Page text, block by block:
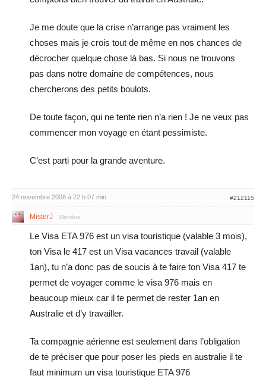
Je me doute que la crise n’arrange pas vraiment les
choses mais je crois tout de même en nos chances de
décrocher quelque chose là bas. Si nous ne trouvons
pas dans notre domaine de compétences, nous
chercherons des petits boulots.
De toute façon, qui ne tente rien n’a rien ! Je ne veux pas
commencer mon voyage en étant pessimiste.
C’est parti pour la grande aventure.
24 novembre 2008 à 22 h 07 min #212115
MisterJ Membre
Le Visa ETA 976 est un visa touristique (valable 3 mois),
ton Visa le 417 est un Visa vacances travail (valable
1an), tu n’a donc pas de soucis à te faire ton Visa 417 te
permet de voyager comme le visa 976 mais en
beaucoup mieux car il te permet de rester 1an en
Australie et d’y travailler.
Ta compagnie aérienne est seulement dans l’obligation
de te préciser que pour poser les pieds en australie il te
faut minimum un visa touristique ETA 976